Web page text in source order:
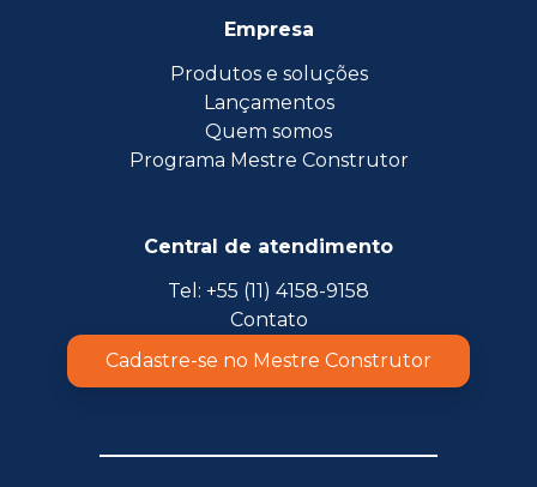
Empresa
Produtos e soluções
Lançamentos
Quem somos
Programa Mestre Construtor
Central de atendimento
Tel: +55 (11) 4158-9158
Contato
Cadastre-se no Mestre Construtor